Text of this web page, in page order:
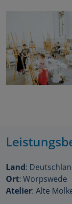
Land:
Ort: Worpswede
Atelier: Alte